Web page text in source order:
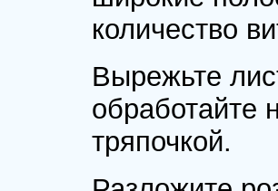
количество
Вырежьте
обработайте
тряпочкой.